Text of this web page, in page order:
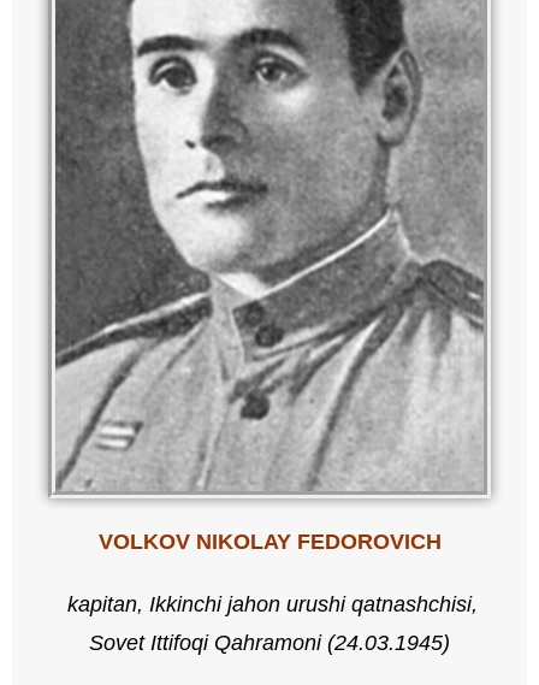
VOLKOV NIKOLAY FEDOROVICH
kapitan, Ikkinchi jahon urushi qatnashchisi,
Sovet Ittifoqi Qahramoni (24.03.1945)